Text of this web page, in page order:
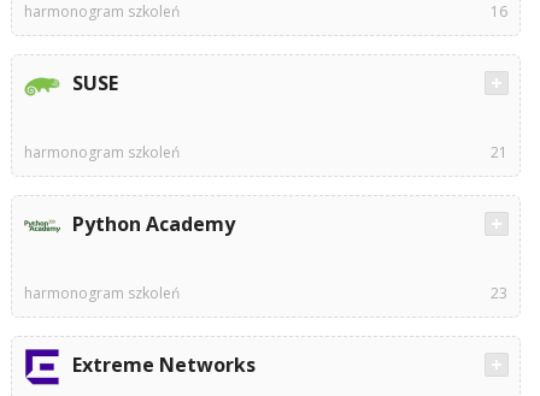
harmonogram szkoleń 16
SUSE
harmonogram szkoleń 21
Python Academy
harmonogram szkoleń 23
Extreme Networks